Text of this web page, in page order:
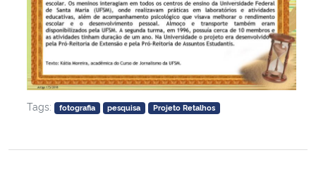
Tags: fotografia pesquisa Projeto Retalhos